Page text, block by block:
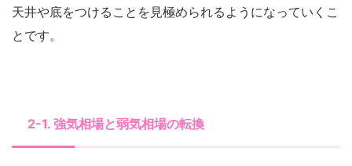
天井や底をつけることを見極められるようになっていくこ
とです。
2-1. 強気相場と弱気相場の転換